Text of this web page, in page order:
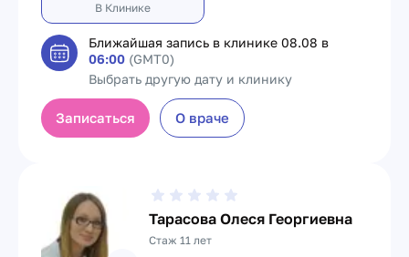
В Клинике
Ближайшая запись в клинике 08.08 в
06:00 (GMT0)
Выбрать другую дату и клинику
Записаться О враче
Тарасова Олеся Георгиевна
Стаж 11 лет